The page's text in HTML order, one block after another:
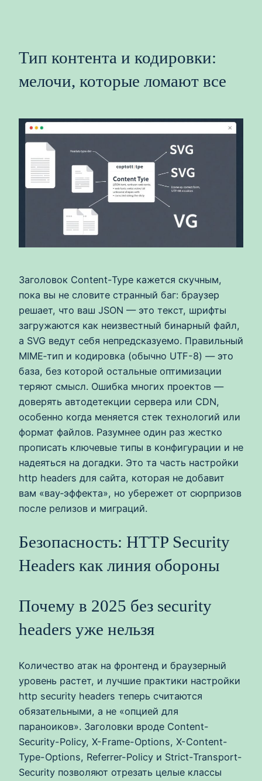
Тип контента и кодировки:
мелочи, которые ломают все
Заголовок Content-Type кажется скучным,
пока вы не словите странный баг: браузер
решает, что ваш JSON — это текст, шрифты
загружаются как неизвестный бинарный файл,
а SVG ведут себя непредсказуемо. Правильный
MIME‑тип и кодировка (обычно UTF-8) — это
база, без которой остальные оптимизации
теряют смысл. Ошибка многих проектов —
доверять автодетекции сервера или CDN,
особенно когда меняется стек технологий или
формат файлов. Разумнее один раз жестко
прописать ключевые типы в конфигурации и не
надеяться на догадки. Это та часть настройки
http headers для сайта, которая не добавит
вам «вау‑эффекта», но убережет от сюрпризов
после релизов и миграций.
Безопасность: HTTP Security
Headers как линия обороны
Почему в 2025 без security
headers уже нельзя
Количество атак на фронтенд и браузерный
уровень растет, и лучшие практики настройки
http security headers теперь считаются
обязательными, а не «опцией для
параноиков». Заголовки вроде Content-
Security-Policy, X-Frame-Options, X-Content-
Type-Options, Referrer-Policy и Strict-Transport-
Security позволяют отрезать целые классы